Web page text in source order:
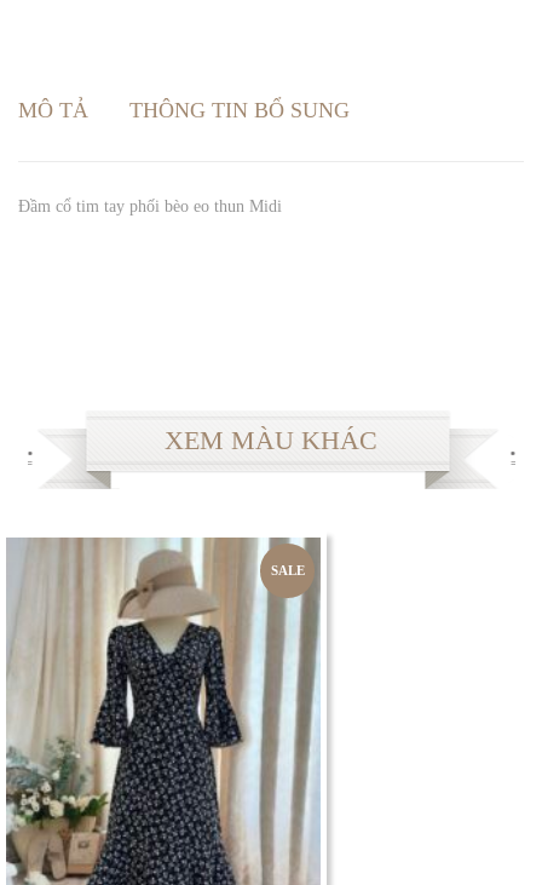
MÔ TẢ THÔNG TIN BỔ SUNG
Đầm cổ tim tay phối bèo eo thun Midi
XEM MÀU KHÁC
SALE